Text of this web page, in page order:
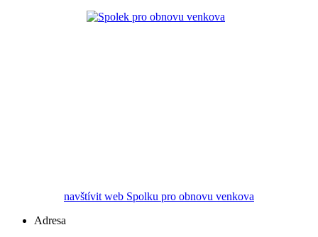
navštívit web Spolku pro obnovu venkova
Adresa